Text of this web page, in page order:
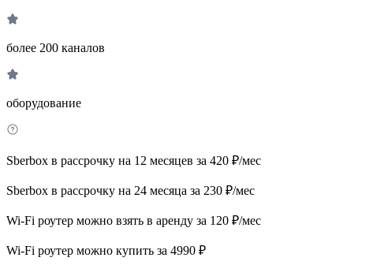
более 200 каналов
оборудование
Sberbox в рассрочку на 12 месяцев за 420 ₽/мес
Sberbox в рассрочку на 24 месяца за 230 ₽/мес
Wi-Fi роутер можно взять в аренду за 120 ₽/мес
Wi-Fi роутер можно купить за 4990 ₽